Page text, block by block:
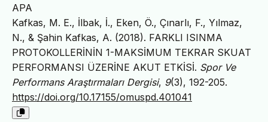
APA
Kafkas, M. E., İlbak, İ., Eken, Ö., Çınarlı, F., Yılmaz,
N., & Şahin Kafkas, A. (2018). FARKLI ISINMA
PROTOKOLLERİNİN 1-MAKSİMUM TEKRAR SKUAT
PERFORMANSI ÜZERİNE AKUT ETKİSİ. Spor Ve
Performans Araştırmaları Dergisi, 9(3), 192-205.
https://doi.org/10.17155/omuspd.401041